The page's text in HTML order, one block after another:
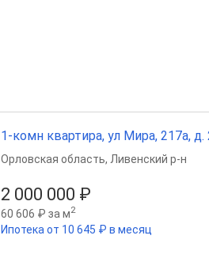
1-комн квартира, ул Мира, 217а, д.
2 000 000 ₽
60 606 ₽ за м2
Ипотека от 10 645 ₽ в месяц
Орловская область, Ливенский р-н